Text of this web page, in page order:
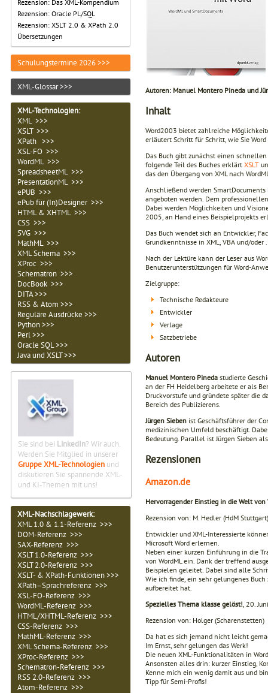
Rezension: Das XML-Kompendium
Rezension: Oracle PL/SQL
Rezension: XSLT 2.0 & XPath 2.0
Übersetzungen
Schulungstermine 2026 >>>
XML-Glossar >>>
XML-Technologien:
XML >>>
XSLT >>>
XPath >>>
XSL-FO >>>
WordML >>>
SpreadsheetML >>>
PresentationML >>>
ePUB >>>
ePub für (In)Designer >>>
HTML & XHTML >>>
CSS >>>
SVG >>>
MathML >>>
XML Schema >>>
XProc >>>
Schematron >>>
DocBook >>>
DITA >>>
RSS & Atom >>>
Reguläre Ausdrücke >>>
Python >>>
Perl >>>
Oracle SQL >>>
Java und XSLT >>>
Sie sind bei LinkedIn? Wir auch.
Werden Sie Mitglied in unserer
Gruppe XML-Technologien und
diskutieren Sie spannende XML-
und KI-Themen mit uns!
XML-Nachschlagewerk:
XML 1.0 & 1.1-Referenz >>>
DOM-Referenz >>>
SAX-Referenz >>>
XSLT 1.0-Referenz >>>
XSLT 2.0-Referenz >>>
XSLT- & XPath-Funktionen >>>
XPath–Sprachreferenz >>>
XSL-FO-Referenz >>>
WordML-Referenz >>>
HTML/XHTML-Referenz >>>
CSS-Referenz >>>
MathML-Referenz >>>
XML Schema-Referenz >>>
XProc-Referenz >>>
Schematron-Referenz >>>
RSS 2.0-Referenz >>>
Atom-Referenz >>>
Autoren: Manuel Montero Pineda und
Inhalt
Word2003 bietet zahlreiche
erläutert Schritt für Schritt, wie Sie
Das Buch gibt zunächst einen
folgende Teil des Buches erklärt XSLT
das den Übergang von XML nach
Anschließend werden
angeboten werden. Dem
Dabei werden Möglichkeiten und
2005, an Hand eines Beispielprojekts
Das Buch wendet sich an Entwickler,
Grundkenntnisse in XML, VBA und/
Nach der Lektüre kann der Leser aus
Benutzerunterstützungen für Word-
Zielgruppe:
Technische Redakteure
Entwickler
Verlage
Satzbetriebe
Autoren
Manuel Montero Pineda studierte
an der FH Heidelberg arbeitete er als
Druckvorstufe und gründete später die
Bereich des Publizierens.
Jürgen Sieben ist Geschäftsführer der
medizinischen Umfeld beschäftigt.
Bedeutung. Parallel ist Jürgen Sieben
Rezensionen
Amazon.de
Hervorragender Einstieg in die Welt von
Rezension von: M. Hedler (HdM Stuttgart)
Entwickler und XML-Interessierte
Microsoft Word erlernen.
Neben einer kurzen Einführung in die
von WordML ein. Dank der treffend
Beispielen geleitet. Dabei sind alle
Wie ich finde, ein sehr gelungenes
aufbereitet hat.
Spezielles Thema klasse gelöst! , 20.
Rezension von: Holger (Scharenstetten)
Da hat es sich jemand nicht leicht
Im Ernst, sehr gelungen das Werk!
Die neuen XML-Funktionalitäten in
Ansonsten alles drin: kurzer Einstieg,
Kenne mich ein wenig damit aus und
Tipp für Semi-Profis!